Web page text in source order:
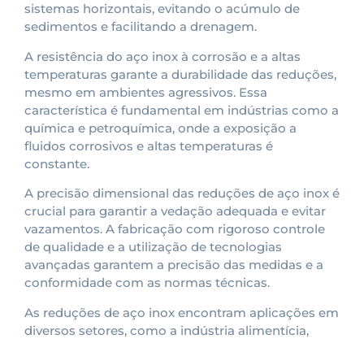
sistemas horizontais, evitando o acúmulo de
sedimentos e facilitando a drenagem.
A resistência do aço inox à corrosão e a altas
temperaturas garante a durabilidade das reduções,
mesmo em ambientes agressivos. Essa
característica é fundamental em indústrias como a
química e petroquímica, onde a exposição a
fluidos corrosivos e altas temperaturas é
constante.
A precisão dimensional das reduções de aço inox é
crucial para garantir a vedação adequada e evitar
vazamentos. A fabricação com rigoroso controle
de qualidade e a utilização de tecnologias
avançadas garantem a precisão das medidas e a
conformidade com as normas técnicas.
As reduções de aço inox encontram aplicações em
diversos setores, como a indústria alimentícia,